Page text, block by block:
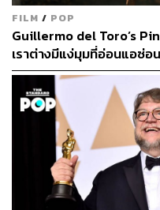
FILM / POP
Guillermo del Toro’s
เราต่างมีแง่มุมที่อ่อนแอซ่อ